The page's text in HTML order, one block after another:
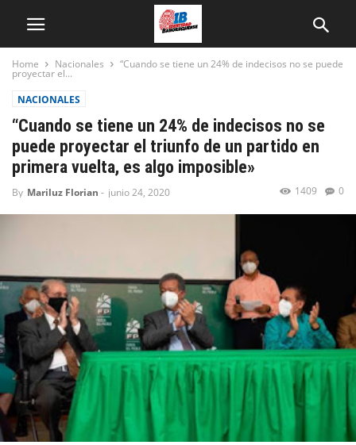
Home Nacionales “Cuando se tiene un 24% de indecisos no se puede
proyectar el...
NACIONALES
“Cuando se tiene un 24% de indecisos no se
puede proyectar el triunfo de un partido en
primera vuelta, es algo imposible»
By Mariluz Florian - junio 24, 2020 0
1409